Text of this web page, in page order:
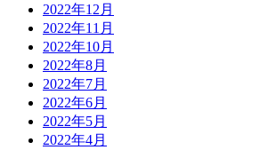
2022年12月
2022年11月
2022年10月
2022年8月
2022年7月
2022年6月
2022年5月
2022年4月